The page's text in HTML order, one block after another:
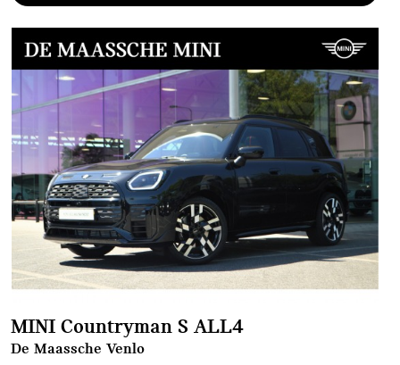
MINI Countryman S ALL4
De Maassche Venlo